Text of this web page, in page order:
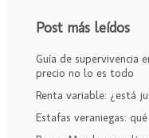
Post más leídos
Guía de supervivencia
precio no lo es todo
Renta variable: ¿está
Estafas veraniegas: